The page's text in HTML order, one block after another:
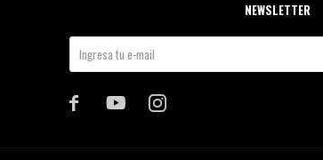
NEWSLETTER
  